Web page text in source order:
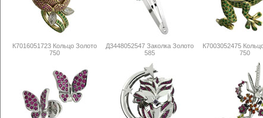
К7016051723 Кольцо Золото
750
Д3448052547 Заколка Золото
585
К7003052475
750